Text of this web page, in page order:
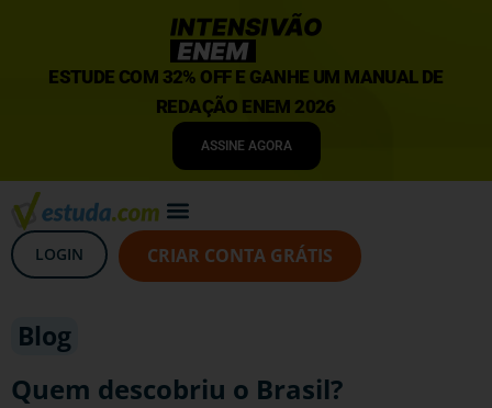
ESTUDE COM 32% OFF E GANHE UM MANUAL DE
REDAÇÃO ENEM 2026
ASSINE AGORA
LOGIN CRIAR CONTA GRÁTIS
Blog
Quem descobriu o Brasil?